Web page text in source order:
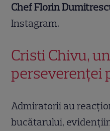
Chef Florin
Instagram.
Cristi Chivu,
perseverenței
Admiratorii au
bucătarului,